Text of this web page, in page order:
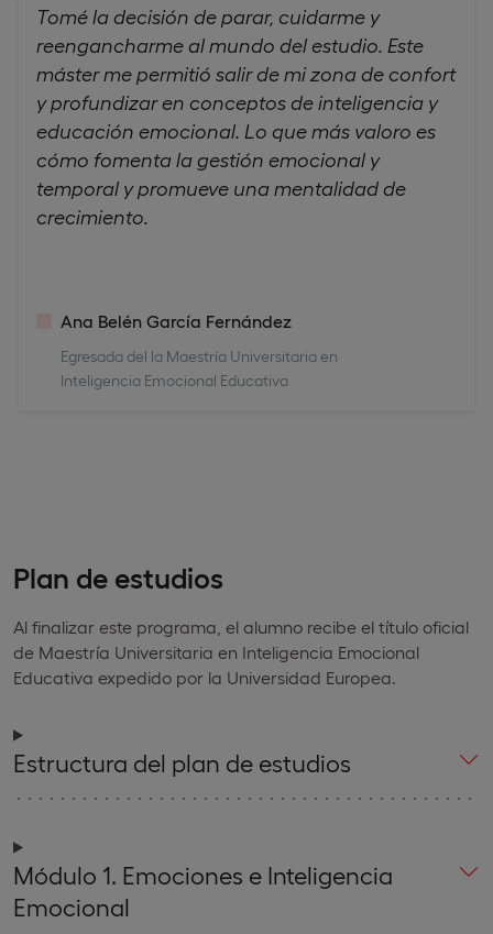
Tomé la decisión de parar, cuidarme y
reengancharme al mundo del estudio. Este
máster me permitió salir de mi zona de confort
y profundizar en conceptos de inteligencia y
educación emocional. Lo que más valoro es
cómo fomenta la gestión emocional y
temporal y promueve una mentalidad de
crecimiento.
Ana Belén García Fernández
Egresada del la Maestría Universitaria en
Inteligencia Emocional Educativa
Plan de estudios
Al finalizar este programa, el alumno recibe el título oficial
de Maestría Universitaria en Inteligencia Emocional
Educativa expedido por la Universidad Europea.
Estructura del plan de estudios
Módulo 1. Emociones e Inteligencia
Emocional